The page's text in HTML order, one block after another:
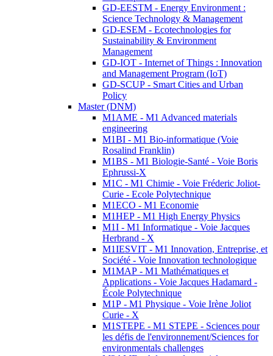
GD-EESTM - Energy Environment :
Science Technology & Management
GD-ESEM - Ecotechnologies for
Sustainability & Environment
Management
GD-IOT - Internet of Things : Innovation
and Management Program (IoT)
GD-SCUP - Smart Cities and Urban
Policy
Master (DNM)
M1AME - M1 Advanced materials
engineering
M1BI - M1 Bio-informatique (Voie
Rosalind Franklin)
M1BS - M1 Biologie-Santé - Voie Boris
Ephrussi-X
M1C - M1 Chimie - Voie Fréderic Joliot-
Curie - Ecole Polytechnique
M1ECO - M1 Economie
M1HEP - M1 High Energy Physics
M1I - M1 Informatique - Voie Jacques
Herbrand - X
M1IESVIT - M1 Innovation, Entreprise, et
Société - Voie Innovation technologique
M1MAP - M1 Mathématiques et
Applications - Voie Jacques Hadamard -
École Polytechnique
M1P - M1 Physique - Voie Irène Joliot
Curie - X
M1STEPE - M1 STEPE - Sciences pour
les défis de l'environnement/Sciences for
environmentals challenges